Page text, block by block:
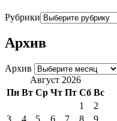
Рубрики
Архив
Архив
Август 2026
Пн Вт Ср Чт Пт Сб Вс
1
2